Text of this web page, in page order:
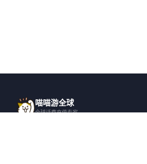
喵喵游全球
全球话费充值专家